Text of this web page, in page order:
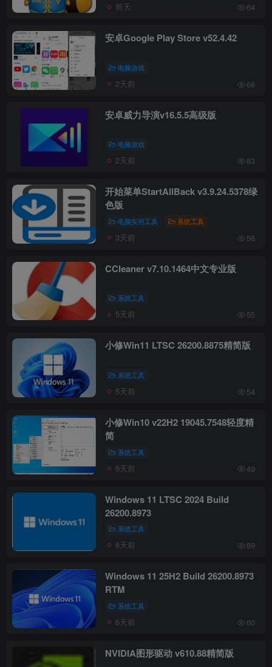
前天 64
安卓Google Play Store v52.4.42
电脑游戏
2天前 68
安卓威力导演v16.5.5高级版
电脑游戏
2天前 83
开始菜单StartAllBack v3.9.24.5378绿
色版
电脑实用工具 系统工具
3天前 56
CCleaner v7.10.1464中文专业版
系统工具
5天前 55
小修Win11 LTSC 26200.8875精简版
系统工具
5天前 54
小修Win10 v22H2 19045.7548轻度精
简
系统工具
6天前 49
Windows 11 LTSC 2024 Build
26200.8973
系统工具
6天前 89
Windows 11 25H2 Build 26200.8973
RTM
系统工具
6天前 60
NVIDIA图形驱动 v610.88精简版